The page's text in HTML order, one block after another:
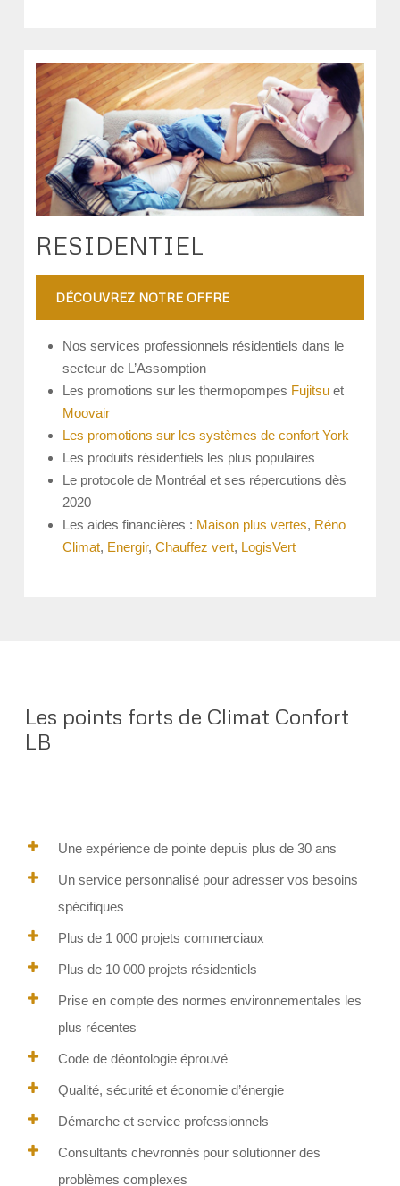
RESIDENTIEL
DÉCOUVREZ NOTRE OFFRE
Nos services professionnels résidentiels dans le
secteur de L’Assomption
Les promotions sur les thermopompes Fujitsu et
Moovair
Les promotions sur les systèmes de confort York
Les produits résidentiels les plus populaires
Le protocole de Montréal et ses répercutions dès
2020
Les aides financières : Maison plus vertes, Réno
Climat, Energir,Chauffez vert, LogisVert
Les points forts de Climat Confort
LB
Une expérience de pointe depuis plus de 30 ans
Un service personnalisé pour adresser vos besoins
spécifiques
Plus de 1 000 projets commerciaux
Plus de 10 000 projets résidentiels
Prise en compte des normes environnementales les
plus récentes
Code de déontologie éprouvé
Qualité, sécurité et économie d’énergie
Démarche et service professionnels
Consultants chevronnés pour solutionner des
problèmes complexes